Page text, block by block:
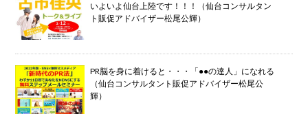
いよいよ仙台上陸です！！！（仙台コンサルタン
ト販促アドバイザー松尾公輝）
PR脳を身に着けると・・・「●●の達人」になれる
（仙台コンサルタント販促アドバイザー松尾公
輝）